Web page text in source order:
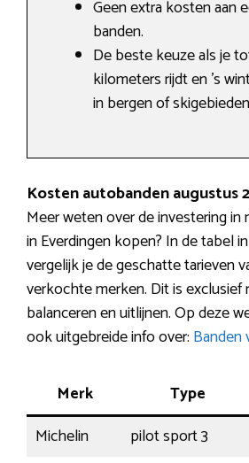
Geen extra kosten aan
banden.
De beste keuze als je
kilometers rijdt en ’s
in bergen of
Kosten autobanden augustus
Meer weten over de investering
in Everdingen kopen? In de tabel
vergelijk je de geschatte tarieven
verkochte merken. Dit is exclusief
balanceren en uitlijnen. Op deze
ook uitgebreide info over:
Merk Type
Michelin
pilot sport 3